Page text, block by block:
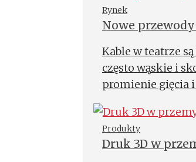
Rynek
Nowe
Kable w teatrze
często wąskie i
promienie gięcia i
Produkty
Druk 3D w